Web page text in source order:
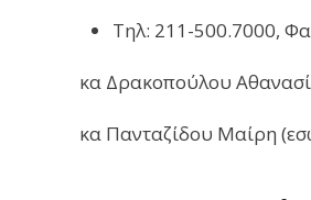
Τηλ: 211-500.7000,
κα Δρακοπούλου
κα Πανταζίδου Μαίρη